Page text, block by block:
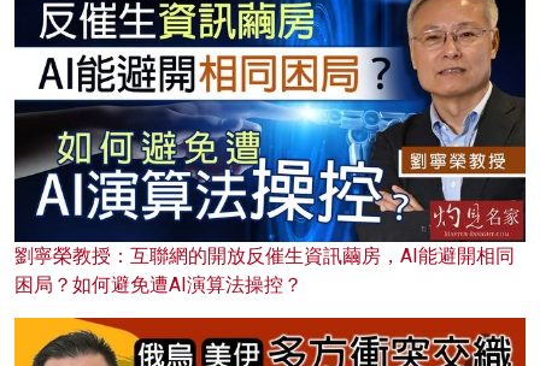
劉寧榮教授：互聯網的開放反催生資訊繭房，AI能避開相同
困局？如何避免遭AI演算法操控？